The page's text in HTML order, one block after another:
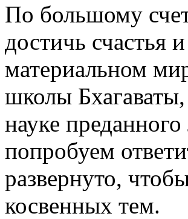
По большому
достичь счастья
материальном
школы
науке
попробуем
развернуто,
косвенных тем.